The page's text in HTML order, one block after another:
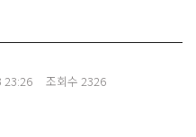
23:26 조회수 2326